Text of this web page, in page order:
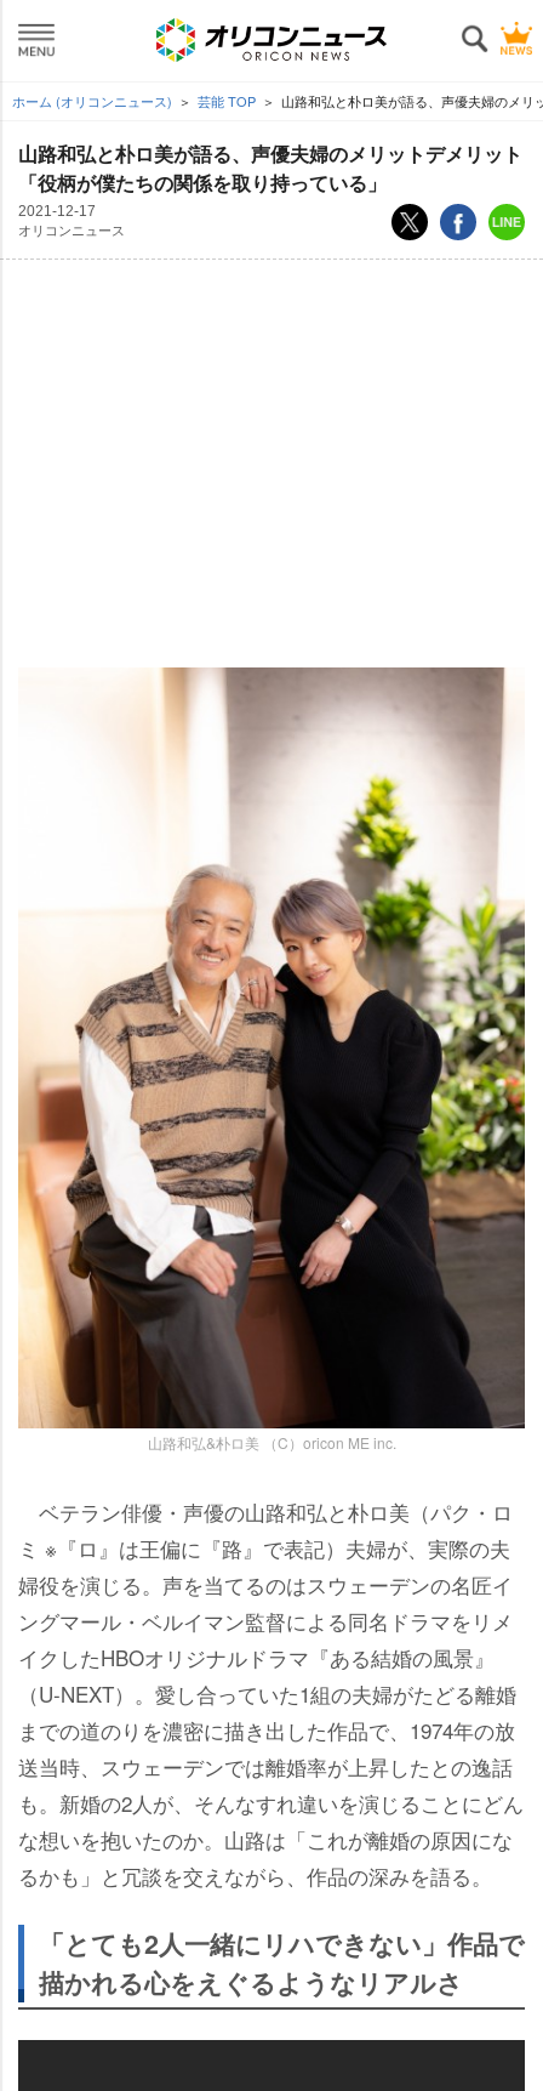
ホーム (オリコンニュース) 芸能 TOP 山路和弘と朴ロ美が語る、声優夫婦のメ
山路和弘と朴ロ美が語る、声優夫婦のメリットデメリット
「役柄が僕たちの関係を取り持っている」
2021-12-17
オリコンニュース
山路和弘&朴ロ美 （C）oricon ME inc.
ベテラン俳優・声優の山路和弘と朴ロ美（パク・ロ
ミ ※『ロ』は王偏に『路』で表記）夫婦が、実際の夫
婦役を演じる。声を当てるのはスウェーデンの名匠イ
ングマール・ベルイマン監督による同名ドラマをリメ
イクしたHBOオリジナルドラマ『ある結婚の風景』
（U-NEXT）。愛し合っていた1組の夫婦がたどる離婚
までの道のりを濃密に描き出した作品で、1974年の放
送当時、スウェーデンでは離婚率が上昇したとの逸話
も。新婚の2人が、そんなすれ違いを演じることにどん
な想いを抱いたのか。山路は「これが離婚の原因にな
るかも」と冗談を交えながら、作品の深みを語る。
「とても2人一緒にリハできない」作品で
描かれる心をえぐるようなリアルさ